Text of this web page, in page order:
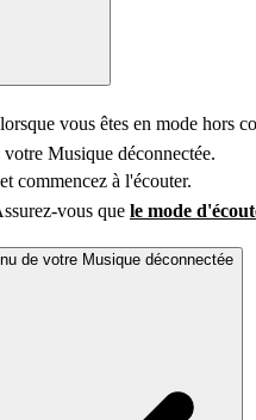
lorsque vous êtes en mode hors
Musique déconnectée.
et commencez à l'écouter.
vous que le mode
de votre Musique déconnectée